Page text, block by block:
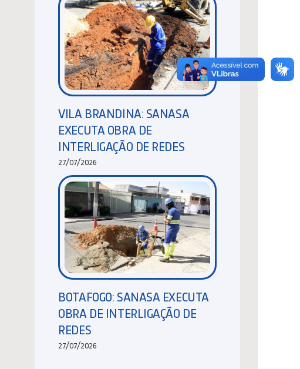
VILA BRANDINA: SANASA
EXECUTA OBRA DE
INTERLIGAÇÃO DE REDES
27/07/2026
BOTAFOGO: SANASA EXECUTA
OBRA DE INTERLIGAÇÃO DE
REDES
27/07/2026